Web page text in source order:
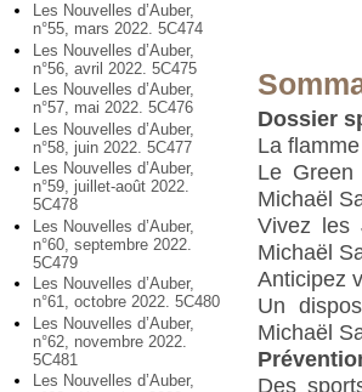
Les Nouvelles d’Auber,
n°55, mars 2022. 5C474
Les Nouvelles d’Auber,
n°56, avril 2022. 5C475
Les Nouvelles d’Auber,
n°57, mai 2022. 5C476
Les Nouvelles d’Auber,
n°58, juin 2022. 5C477
Les Nouvelles d’Auber,
n°59, juillet-août 2022.
5C478
Les Nouvelles d’Auber,
n°60, septembre 2022.
5C479
Les Nouvelles d’Auber,
n°61, octobre 2022. 5C480
Les Nouvelles d’Auber,
n°62, novembre 2022.
5C481
Les Nouvelles d’Auber,
Dossier
La
Le Green
Michaël
Vivez les
Michaël
Anticipez
Un
Michaël
Des